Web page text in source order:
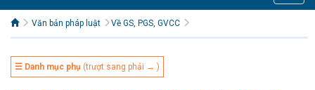
Văn bản pháp luật Về GS, PGS, GVCC
☰ Danh mục phụ (trượt sang phải → )